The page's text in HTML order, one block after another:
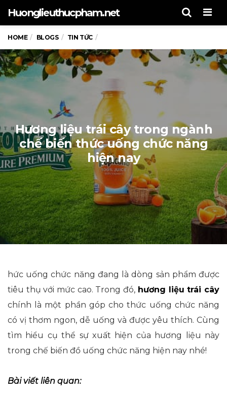
Huonglieuthucpham.net
HOME BLOGS TIN TỨC
Hương liệu trái cây trong ngành
chế biến thức uống chức năng
hiện nay
hức uống chức năng đang là dòng sản phẩm được
tiêu thụ với mức cao. Trong đó, hương liệu trái cây
chính là một phần góp cho thức uống chức năng
có vị thơm ngon, dễ uống và được yêu thích. Cùng
tìm hiểu cụ thể sự xuất hiện của hương liệu này
trong chế biến đồ uống chức năng hiện nay nhé!
Bài viết liên quan: